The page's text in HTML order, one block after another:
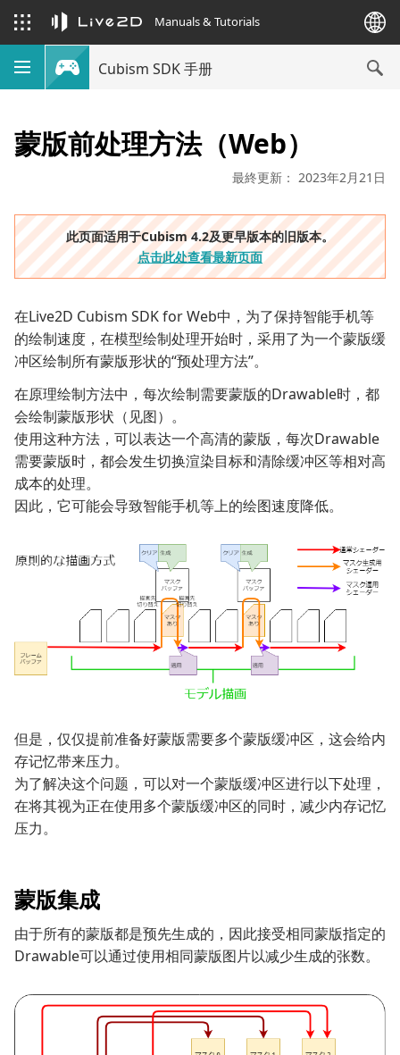
Manuals & Tutorials
Cubism SDK 手册
蒙版前处理方法（Web）
最終更新： 2023年2月21日
此页面适用于Cubism 4.2及更早版本的旧版本。
点击此处查看最新页面
在Live2D Cubism SDK for Web中，为了保持智能手机等
的绘制速度，在模型绘制处理开始时，采用了为一个蒙版缓
冲区绘制所有蒙版形状的“预处理方法”。
在原理绘制方法中，每次绘制需要蒙版的Drawable时，都
会绘制蒙版形状（见图）。
使用这种方法，可以表达一个高清的蒙版，每次Drawable
需要蒙版时，都会发生切换渲染目标和清除缓冲区等相对高
成本的处理。
因此，它可能会导致智能手机等上的绘图速度降低。
但是，仅仅提前准备好蒙版需要多个蒙版缓冲区，这会给内
存记忆带来压力。
为了解决这个问题，可以对一个蒙版缓冲区进行以下处理，
在将其视为正在使用多个蒙版缓冲区的同时，减少内存记忆
压力。
蒙版集成
由于所有的蒙版都是预先生成的，因此接受相同蒙版指定的
Drawable可以通过使用相同蒙版图片以减少生成的张数。